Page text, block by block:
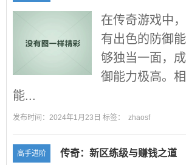
在传奇游戏中
有出色的防御
够独当一面，
御能力极高。
能...
发布时间：2024年1月23日 标签： zhaosf
高手进阶 传奇：新区练级与赚钱之道